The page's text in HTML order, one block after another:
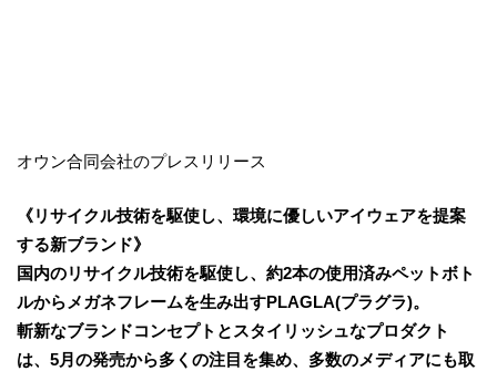
オウン合同会社のプレスリリース
《リサイクル技術を駆使し、環境に優しいアイウェアを提案
する新ブランド》
国内のリサイクル技術を駆使し、約2本の使用済みペットボト
ルからメガネフレームを生み出すPLAGLA(プラグラ)。
斬新なブランドコンセプトとスタイリッシュなプロダクト
は、5月の発売から多くの注目を集め、多数のメディアにも取